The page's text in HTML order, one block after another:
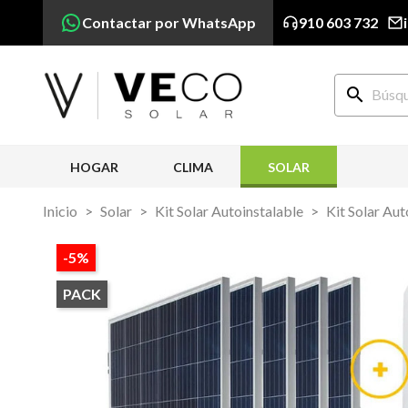
Contactar por WhatsApp 910 603 732
search
HOGAR CLIMA SOLAR
Inicio Solar Kit Solar Autoinstalable Kit Solar
-5%
PACK